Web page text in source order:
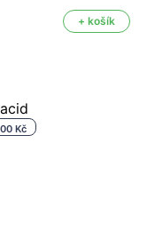
+ košík
Kč